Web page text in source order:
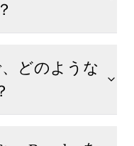
どのような